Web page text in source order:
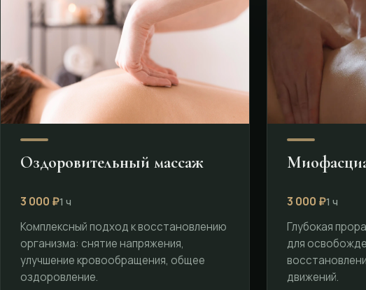
Оздоровительный массаж
3 000 ₽1 ч
Комплексный подход к восстановлению
организма: снятие напряжения,
улучшение кровообращения, общее
оздоровление.
3 000 ₽1 ч
Глубокая
для
движений.